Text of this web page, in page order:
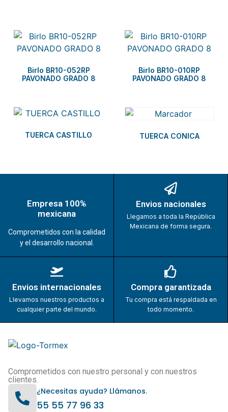
Birlo BR10-052RP
PAVONADO GRADO 8
Birlo BR10-010RP
PAVONADO GRADO 8
TUERCA CASTILLO TUERCA CONICA
Empresa 100%
mexicana
Comprometidos con la calidad
y el desarrollo nacional.
Envios nacionales
Llegamos a toda la República
Mexicana de forma segura.
Envios internacionales
Llevamos nuestros productos a
cualquier parte del mundo.
Compra garantizada
Tu compra está respaldada en
todo momento.
Comprometidos con nuestro personal y con nuestros
clientes.
¿Necesitas ayuda? Llámanos.
55 55 77 96 33